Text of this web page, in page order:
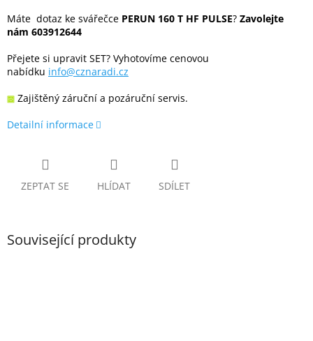
Máte dotaz ke svářečce PERUN 160 T HF PULSE? Zavolejte
nám 603912644
Přejete si upravit SET? Vyhotovíme cenovou
nabídku info@cznaradi.cz
Zajištěný záruční a pozáruční servis.
Detailní informace
ZEPTAT SE HLÍDAT SDÍLET
Související produkty